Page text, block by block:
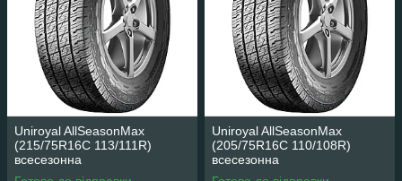
Uniroyal AllSeasonMax
(215/75R16C 113/111R)
всесезонна
Uniroyal AllSeasonMax
(205/75R16C 110/108R)
всесезонна